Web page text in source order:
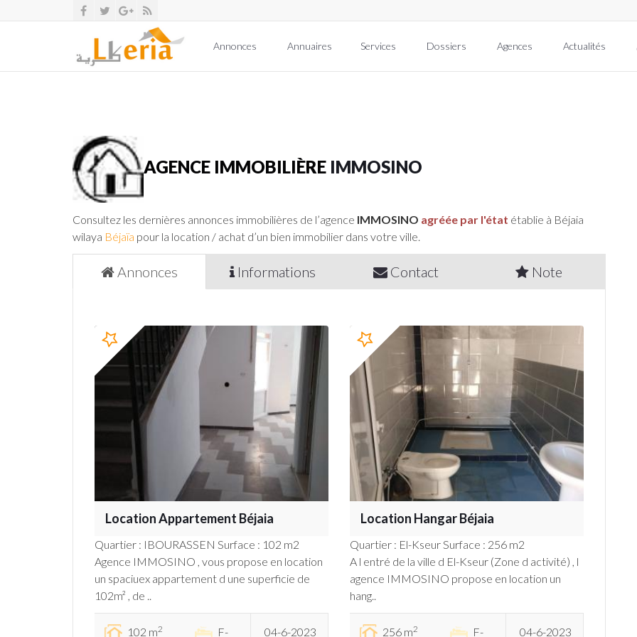
Annonces Annuaires Services Dossiers Agences Actualités
AGENCE IMMOBILIÈRE IMMOSINO
Consultez les dernières annonces immobilières de l’agence IMMOSINO agréée par l'état établie à Béjaia
wilaya Béjaïa pour la location / achat d’un bien immobilier dans votre ville.
Annonces Informations Contact Note
Location Appartement Béjaia
Quartier : IBOURASSEN Surface : 102 m2
Agence IMMOSINO , vous propose en location
un spaciuex appartement d une superficie de
102m² , de ..
102 m2 F- 04-6-2023
Location Hangar Béjaia
Quartier : El-Kseur Surface : 256 m2
A l entré de la ville d El-Kseur (Zone d activité) , l
agence IMMOSINO propose en location un
hang..
256 m2 F- 04-6-2023